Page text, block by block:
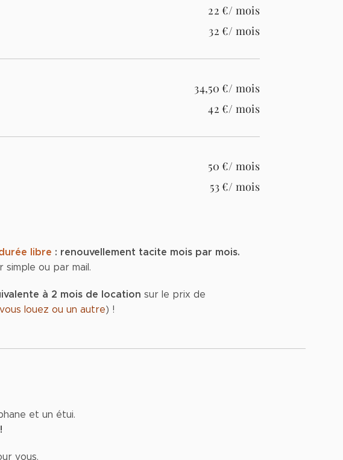
22 €/ mois
32 €/ mois
34,50 €/ mois
42 €/ mois
50 €/ mois
53 €/ mois
libre : renouvellement tacite mois par mois.
ou par mail.
à 2 mois de location sur le prix de
louez ou un autre) !
et un étui.
vous.